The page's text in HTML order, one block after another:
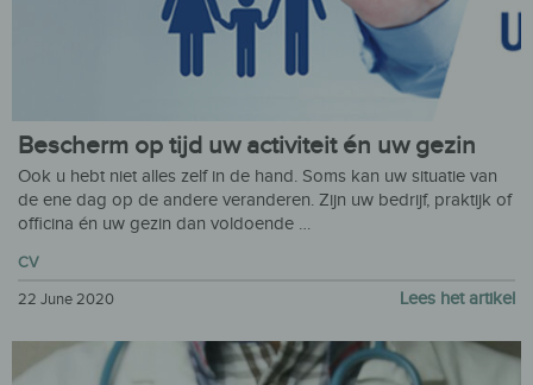
Bescherm op tijd uw activiteit én uw gezin
Ook u hebt niet alles zelf in de hand. Soms kan uw situatie van
de ene dag op de andere veranderen. Zijn uw bedrijf, praktijk of
officina én uw gezin dan voldoende …
CV
22 June 2020 Lees het artikel